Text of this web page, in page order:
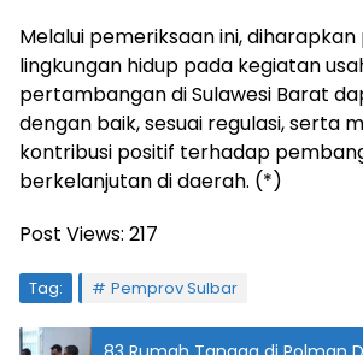
Melalui pemeriksaan ini,
lingkungan hidup pada kegiatan
pertambangan di Sulawesi Barat
dengan baik, sesuai regulasi, serta
kontribusi positif terhadap
berkelanjutan di daerah. (*)
Post Views: 217
Tag: Pemprov Sulbar